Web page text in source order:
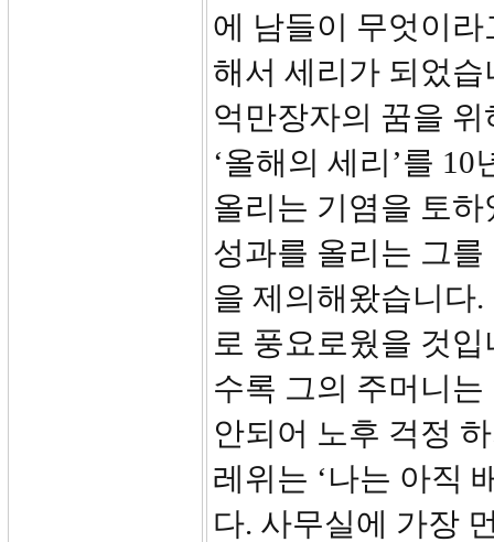
에 남들이 무엇이
해서 세리가 되었
억만장자의 꿈을
‘올해의 세리’를
올리는 기염을 토
성과를 올리는 그
을 제의해왔습니다
로 풍요로웠을 것
수록 그의 주머니
안되어 노후 걱정
레위는 ‘나는 아직
다. 사무실에 가장